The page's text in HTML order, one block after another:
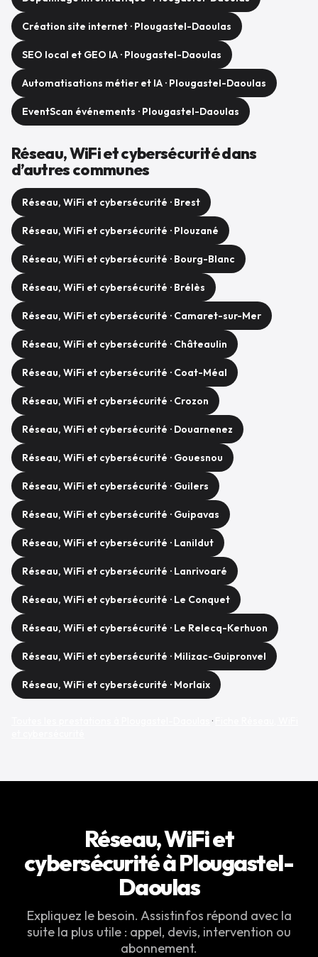
Création site internet · Plougastel-Daoulas
SEO local et GEO IA · Plougastel-Daoulas
Automatisations métier et IA · Plougastel-Daoulas
EventScan événements · Plougastel-Daoulas
Réseau, WiFi et cybersécurité dans
d’autres communes
Réseau, WiFi et cybersécurité · Brest
Réseau, WiFi et cybersécurité · Plouzané
Réseau, WiFi et cybersécurité · Bourg-Blanc
Réseau, WiFi et cybersécurité · Brélès
Réseau, WiFi et cybersécurité · Camaret-sur-Mer
Réseau, WiFi et cybersécurité · Châteaulin
Réseau, WiFi et cybersécurité · Coat-Méal
Réseau, WiFi et cybersécurité · Crozon
Réseau, WiFi et cybersécurité · Douarnenez
Réseau, WiFi et cybersécurité · Gouesnou
Réseau, WiFi et cybersécurité · Guilers
Réseau, WiFi et cybersécurité · Guipavas
Réseau, WiFi et cybersécurité · Lanildut
Réseau, WiFi et cybersécurité · Lanrivoaré
Réseau, WiFi et cybersécurité · Le Conquet
Réseau, WiFi et cybersécurité · Le Relecq-Kerhuon
Réseau, WiFi et cybersécurité · Milizac-Guipronvel
Réseau, WiFi et cybersécurité · Morlaix
·
Réseau, WiFi et
cybersécurité à Plougastel-
Daoulas
Expliquez le besoin. Assistinfos répond avec la
suite la plus utile : appel, devis, intervention ou
abonnement.